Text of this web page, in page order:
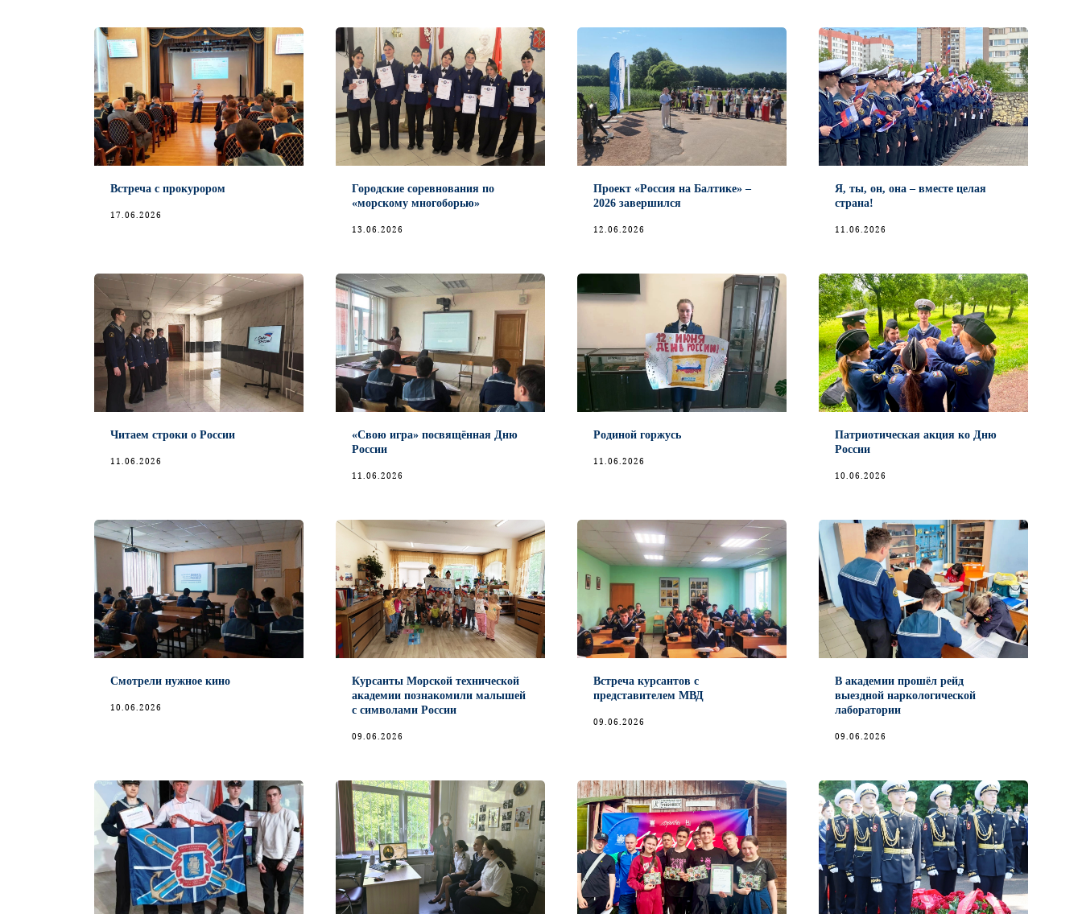
Встреча с прокурором
17.06.2026
Городские соревнования по
«морскому многоборью»
13.06.2026
Проект «Россия на Балтике» –
2026 завершился
12.06.2026
Я, ты, он, она – вместе целая
страна!
11.06.2026
Читаем строки о России
11.06.2026
«Свою игра» посвящённая Дню
России
11.06.2026
Родиной горжусь
11.06.2026
Патриотическая акция ко Дню
России
10.06.2026
Смотрели нужное кино
10.06.2026
Курсанты Морской технической
академии познакомили малышей
с символами России
09.06.2026
Встреча курсантов с
представителем МВД
09.06.2026
В академии прошёл рейд
выездной наркологической
лаборатории
09.06.2026